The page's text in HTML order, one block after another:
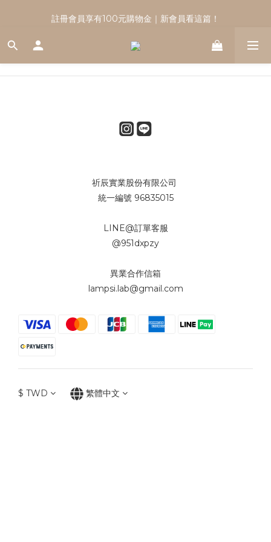
註冊會員享有100元購物金｜新會員看這篇！
註冊會員享有100元購物金｜新會員看這篇！
祈辰實業股份有限公司
統一編號 96835015
LINE@訂單客服
@951dxpzy
異業合作信箱
lampsi.lab@gmail.com
$ TWD 繁體中文